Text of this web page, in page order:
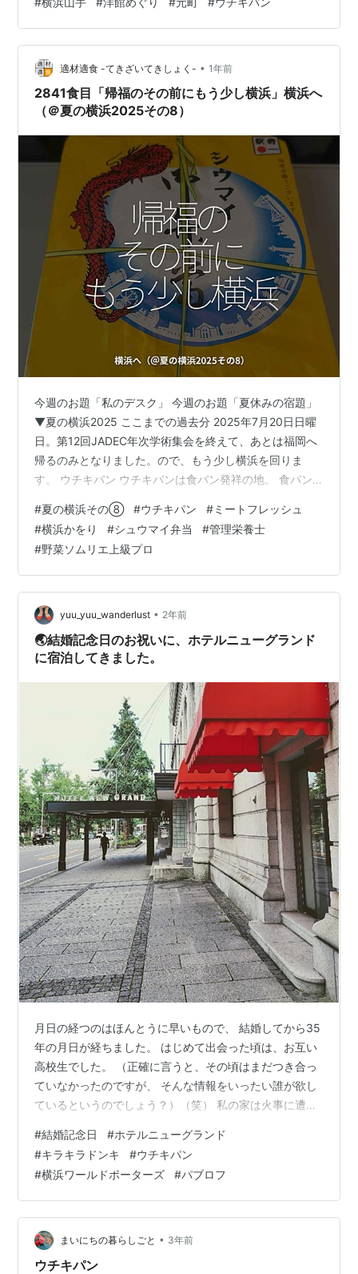
適材適食 -てきざいてきしょく- • 1年前
2841食目「帰福のその前にもう少し横浜」横浜へ
（＠夏の横浜2025その8）
今週のお題「私のデスク」 今週のお題「夏休みの宿題」
▼夏の横浜2025 ここまでの過去分 2025年7月20日日曜
日。第12回JADEC年次学術集会を終えて、あとは福岡へ
帰るのみとなりました。ので、もう少し横浜を回りま
す。 ウチキパン ウチキパンは食パン発祥の地。 食パン
発祥の地といわれる横浜の元町で130年以上親しまれ続け
る伝説のベーカリー♪「ウチキパン」明治時代に文明開化
に沸く横浜で創業した「ウチキパン」。創業130年以上の
伝統を受け継ぎ、日本人が初めて開いた食パンのお店と
もいわれています。今も変わることなくホップを使った
発酵種で生地を発酵させて焼く山型のイギリス食パン
は、モチモチとして…
#夏の横浜その⑧ #ウチキパン #ミートフレッシュ
#横浜かをり #シュウマイ弁当 #管理栄養士
#野菜ソムリエ上級プロ
yuu_yuu_wanderlust • 2年前
🌏結婚記念日のお祝いに、ホテルニューグランド
に宿泊してきました。
月日の経つのはほんとうに早いもので、 結婚してから35
年の月日が経ちました。 はじめて出会った頃は、お互い
高校生でした。 （正確に言うと、その頃はまだつき合っ
ていなかったのですが、 そんな情報をいったい誰が欲し
ているというのでしょう？）（笑） 私の家は火事に遭っ
今も引っぱり出して見ることができます。 ありがたいこ
とです。 長い前置きはさておき、 かねがね私には泊まっ
てみたいホテルがありました。 横浜にある「ホテルニュ
ーグランド」さんです。 で、どの時期だったら比較的安
価で泊まれるのかを調べてみたら、 6月の最終週がヒッ
トしました。 かように…
#結婚記念日 #ホテルニューグランド
#キラキラドンキ #ウチキパン
#横浜ワールドポーターズ #パブロフ
まいにちの暮らしごと • 3年前
ウチキパン